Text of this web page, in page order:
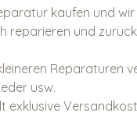
kaufen und
reparieren und
Reparaturen
usw.
exklusive